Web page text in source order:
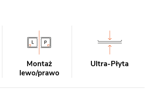
Montaż
lewo/prawo
Ultra-Płyta